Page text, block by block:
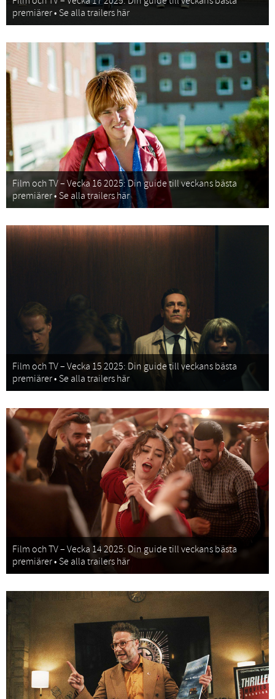
premiärer • Se alla trailers här
Film och TV – Vecka 16 2025: Din guide till veckans bästa
premiärer • Se alla trailers här
Film och TV – Vecka 15 2025: Din guide till veckans bästa
premiärer • Se alla trailers här
Film och TV – Vecka 14 2025: Din guide till veckans bästa
premiärer • Se alla trailers här